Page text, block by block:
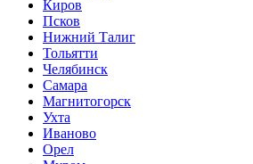
Киров
Псков
Нижний Талиг
Тольятти
Челябинск
Самара
Магнитогорск
Ухта
Иваново
Орел